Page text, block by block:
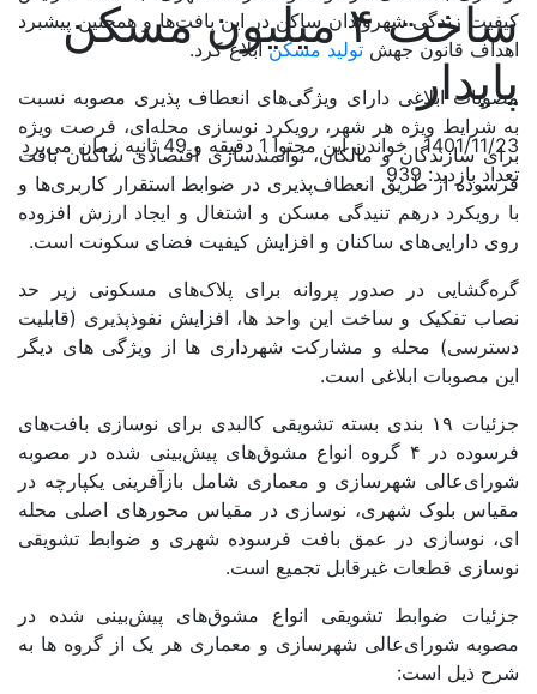
ساخت ۴ میلیون مسکن
پایدار
1401/11/23
خواندن این محتوا 1 دقیقه و 49 ثانیه زمان می‌برد
تعداد بازدید: 939
کیفیت زندگی شهروندان ساکن در این بافت‌ها و همچنین پیشبرد
اهداف قانون جهش تولید مسکنابلاغ کرد.
مصوبات ابلاغی دارای ویژگی‌های انعطاف پذیری مصوبه نسبت
به شرایط ویژه هر شهر، رویکرد نوسازی محله‌ای، فرصت ویژه
برای سازندگان و مالکان، توانمندسازی اقتصادی ساکنان بافت
فرسوده از طریق انعطاف‌پذیری در ضوابط استقرار کاربری‌ها و
با رویکرد درهم تنیدگی مسکن و اشتغال و ایجاد ارزش افزوده
روی دارایی‌های ساکنان و افزایش کیفیت فضای سکونت است.
گره‌گشایی در صدور پروانه برای پلاک‌های مسکونی زیر حد
نصاب تفکیک و ساخت این واحد ها، افزایش نفوذپذیری (قابلیت
دسترسی) محله و مشارکت شهرداری ها از ویژگی های دیگر
این مصوبات ابلاغی است.
جزئیات ۱۹ بندی بسته تشویقی کالبدی برای نوسازی بافت‌های
فرسوده در ۴ گروه انواع مشوق‌های پیش‌بینی شده در مصوبه
شورای‌عالی شهرسازی و معماری شامل بازآفرینی یکپارچه در
مقیاس بلوک شهری، نوسازی در مقیاس محورهای اصلی محله
ای، نوسازی در عمق بافت فرسوده شهری و ضوابط تشویقی
نوسازی قطعات غیرقابل تجمیع است.
جزئیات ضوابط تشویقی انواع مشوق‌های پیش‌بینی شده در
مصوبه شورای‌عالی شهرسازی و معماری هر یک از گروه ها به
شرح ذیل است: